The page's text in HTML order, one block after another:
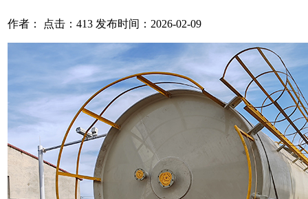
作者： 点击：413 发布时间：2026-02-09